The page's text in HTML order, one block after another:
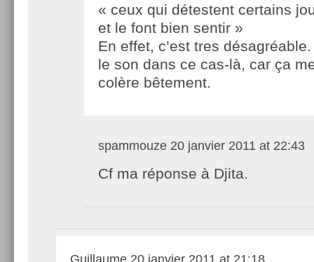
« ceux qui détestent certains
et le font bien sentir »
En effet, c’est tres
le son dans ce cas-là, car ça
colère bêtement.
spammouze 20 janvier 2011 at 22:43
Cf ma réponse à Djita.
Guillaume 20 janvier 2011 at 21:18